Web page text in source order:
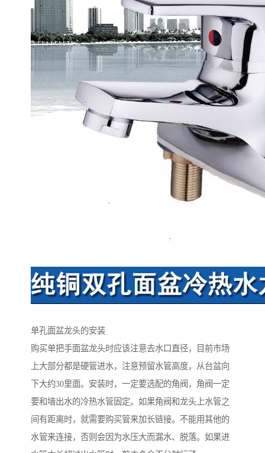
单孔面盆龙头的安装
购买单把手面盆龙头时应该注意去水口直径，目前市场
上大部分都是硬管进水，注意预留水管高度，从台盆向
下大约30里面。安装时，一定要选配的角阀，角阀一定
要和墙出水的冷热水管固定。如果角阀和龙头上水管之
间有距离时，就需要购买管来加长链接。不能用其他的
水管来连接，否则会因为水压大而漏水、脱落。如果进